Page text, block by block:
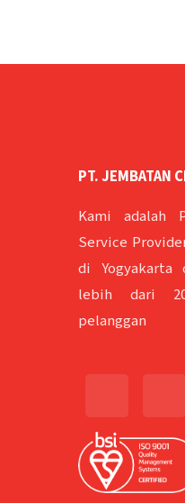
PT. JEMBATAN
Kami adalah
Service
di Yogyakarta
lebih dari
pelanggan